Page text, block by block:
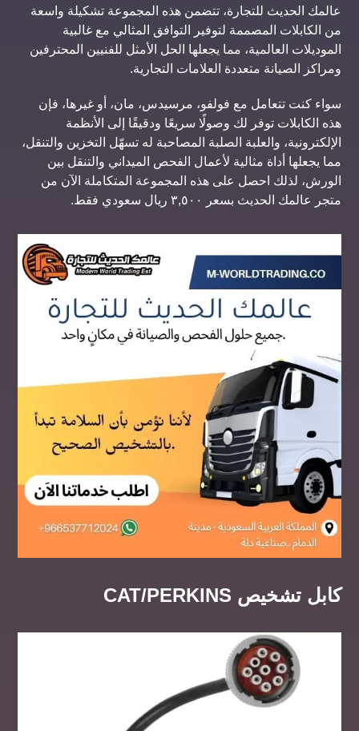
عالمك الحديث للتجارة، تتضمن هذه المجموعة تشكيلة واسعة
من الكابلات المصممة لتوفير التوافق المثالي مع غالبية
الموديلات العالمية، مما يجعلها الحل الأمثل للفنيين المحترفين
ومراكز الصيانة متعددة العلامات التجارية.
سواء كنت تتعامل مع فولفو، مرسيدس، مان، أو غيرها، فإن
هذه الكابلات توفر لك وصولًا سريعًا ودقيقًا إلى الأنظمة
الإلكترونية، والعلبة الصلبة المصاحبة له تسهّل التخزين والتنقل،
مما يجعلها أداة مثالية لأعمال الفحص الميداني والتنقل بين
الورش، لذلك احصل على هذه المجموعة المتكاملة الآن من
متجر عالمك الحديث بسعر ٣,٥٠٠ ريال سعودي فقط.
كابل تشخيص CAT/PERKINS